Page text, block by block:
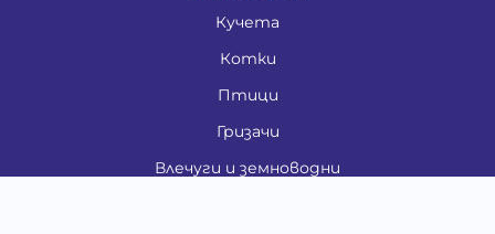
Кучета
Котки
Птици
Гризачи
Влечуги и земноводни